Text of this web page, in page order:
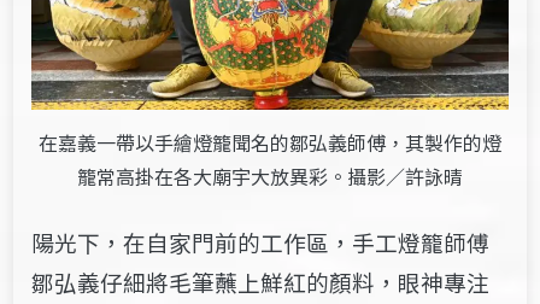
在嘉義一帶以手繪燈籠聞名的鄒弘義師傅，其製作的燈
籠常高掛在各大廟宇大放異彩。攝影／許詠晴
陽光下，在自家門前的工作區，手工燈籠師傅
鄒弘義仔細將毛筆蘸上鮮紅的顏料，眼神專注